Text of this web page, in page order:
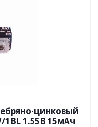
цинковый
1BL 1.55В 15мАч